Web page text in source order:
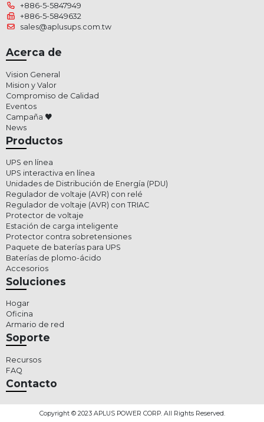
+886-5-5847949
+886-5-5849632
sales@aplusups.com.tw
Acerca de
Vision General
Mision y Valor
Compromiso de Calidad
Eventos
Campaña ♥
News
Productos
UPS en línea
UPS interactiva en línea
Unidades de Distribución de Energía (PDU)
Regulador de voltaje (AVR) con relé
Regulador de voltaje (AVR) con TRIAC
Protector de voltaje
Estación de carga inteligente
Protector contra sobretensiones
Paquete de baterías para UPS
Baterías de plomo-ácido
Accesorios
Soluciones
Hogar
Oficina
Armario de red
Soporte
Recursos
FAQ
Contacto
Copyright © 2023 APLUS POWER CORP. All Rights Reserved.